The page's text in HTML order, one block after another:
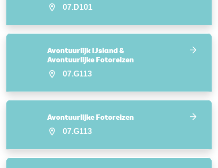
07.D101
Avontuurlijk IJsland &
Avontuurlijke Fotoreizen
07.G113
Avontuurlijke Fotoreizen
07.G113